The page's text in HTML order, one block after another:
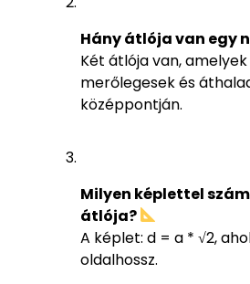
Hány átlója van egy
Két átlója van,
merőlegesek és
középpontján.
Milyen képlettel
átlója?
A képlet: d = a * √2,
oldalhossz.